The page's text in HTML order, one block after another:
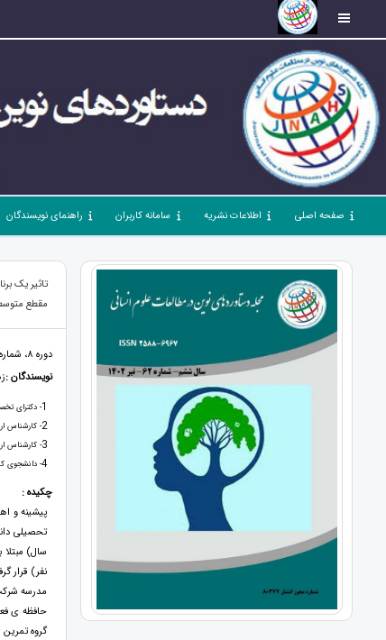
صفحه اصلی اطلاعات نشریه سامانه کاربران راهنمای نویسندگان
تاثیر یک
مقطع
دوره 8، شماره 83، فروردین 1404، صفحات 36 - 44
نویسندگان :
1- دکترای
2- کارشناس
3- کارشناس
4- دانشجوی
چکیده :
پیشینه و